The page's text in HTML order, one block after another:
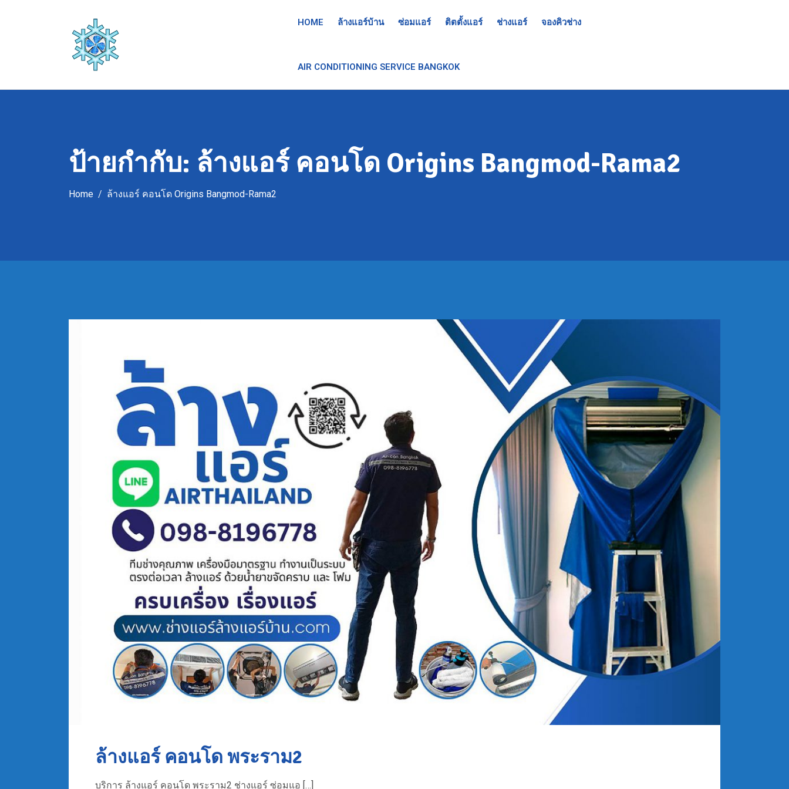
HOME ล้างแอร์บ้าน ซ่อมแอร์ ติตตั้งแอร์ ช่างแอร์ จองคิวช่าง
AIR CONDITIONING SERVICE BANGKOK
ป้ายกำกับ: ล้างแอร์ คอนโด Origins Bangmod-Rama2
Home ล้างแอร์ คอนโด Origins Bangmod-Rama2
ล้างแอร์ คอนโด พระราม2
บริการ ล้างแอร์ คอนโด พระราม2 ช่างแอร์ ซ่อมแอ […]